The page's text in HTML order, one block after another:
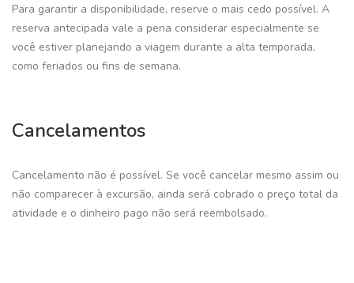
Para garantir a disponibilidade, reserve o mais cedo possível. A
reserva antecipada vale a pena considerar especialmente se
você estiver planejando a viagem durante a alta temporada,
como feriados ou fins de semana.
Cancelamentos
Cancelamento não é possível. Se você cancelar mesmo assim ou
não comparecer à excursão, ainda será cobrado o preço total da
atividade e o dinheiro pago não será reembolsado.